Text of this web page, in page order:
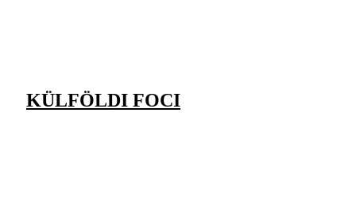
KÜLFÖLDI FOCI